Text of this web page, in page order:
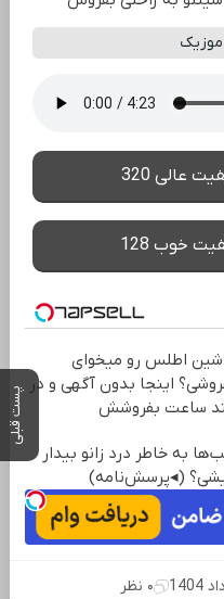
پست قبلی
عالی 320
خوب 128
اطلس رو میخوای
اینجا بدون آگهی و در
ساعت بفروشش
به خاطر درد زانو بیدار
(◂پرسش‌نامه)
۰ نظر